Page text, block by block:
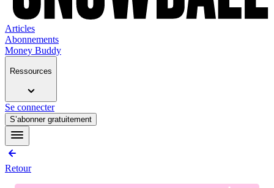
Articles
Abonnements
Money Buddy
Ressources
Se connecter
S’abonner gratuitement
Retour